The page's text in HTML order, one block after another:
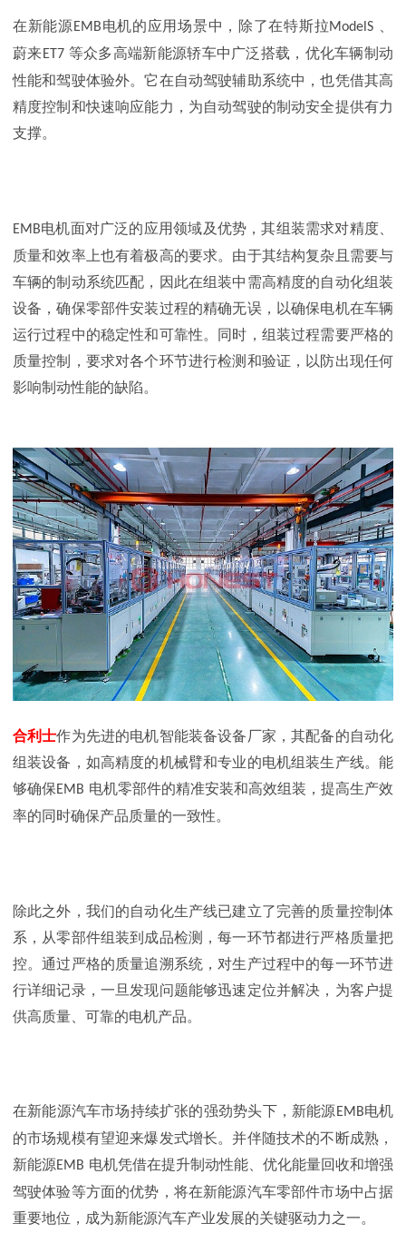
在新能源EMB电机的应用场景中，除了在特斯拉ModelS
蔚来ET7 等众多高端新能源轿车中广泛搭载，优化车辆制动
性能和驾驶体验外。它在自动驾驶辅助系统中，也凭借其高
精度控制和快速响应能力，为自动驾驶的制动安全提供有力
支撑。
EMB电机面对广泛的应用领域及优势，其组装需求对精度、
质量和效率上也有着极高的要求。由于其结构复杂且需要与
车辆的制动系统匹配，因此在组装中需高精度的自动化组装
设备，确保零部件安装过程的精确无误，以确保电机在车辆
运行过程中的稳定性和可靠性。同时，组装过程需要严格的
质量控制，要求对各个环节进行检测和验证，以防出现任何
影响制动性能的缺陷。
合利士作为先进的电机智能装备设备厂家，其配备的自动化
组装设备，如高精度的机械臂和专业的电机组装生产线。能
够确保EMB 电机零部件的精准安装和高效组装，提高生产效
率的同时确保产品质量的一致性。
除此之外，我们的自动化生产线已建立了完善的质量控制体
系，从零部件组装到成品检测，每一环节都进行严格质量把
控。通过严格的质量追溯系统，对生产过程中的每一环节进
行详细记录，一旦发现问题能够迅速定位并解决，为客户提
供高质量、可靠的电机产品。
在新能源汽车市场持续扩张的强劲势头下，新能源EMB电机
的市场规模有望迎来爆发式增长。并伴随技术的不断成熟，
新能源EMB 电机凭借在提升制动性能、优化能量回收和增强
驾驶体验等方面的优势，将在新能源汽车零部件市场中占据
重要地位，成为新能源汽车产业发展的关键驱动力之一。